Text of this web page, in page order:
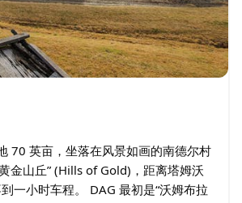
70 英亩，坐落在风景如画的南德尔村
金山丘” (Hills of Gold)，距离塔姆沃
一小时车程。 DAG 最初是“沃姆布拉